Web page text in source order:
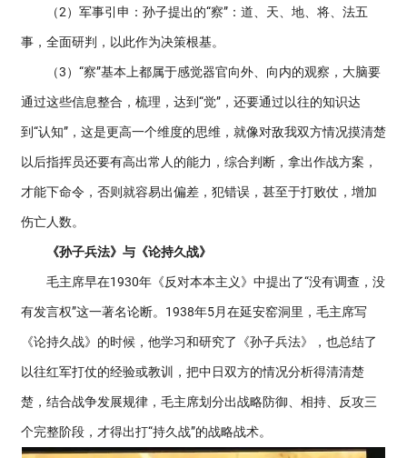
（2）军事引申：孙子提出的“察”：道、天、地、将、法五
事，全面研判，以此作为决策根基。
（3）“察”基本上都属于感觉器官向外、向内的观察，大脑要
通过这些信息整合，梳理，达到“觉”，还要通过以往的知识达
到“认知”，这是更高一个维度的思维，就像对敌我双方情况摸清楚
以后指挥员还要有高出常人的能力，综合判断，拿出作战方案，
才能下命令，否则就容易出偏差，犯错误，甚至于打败仗，增加
伤亡人数。
《孙子兵法》与《论持久战》
毛主席早在1930年《反对本本主义》中提出了“没有调查，没
有发言权”这一著名论断。1938年5月在延安窑洞里，毛主席写
《论持久战》的时候，他学习和研究了《孙子兵法》，也总结了
以往红军打仗的经验或教训，把中日双方的情况分析得清清楚
楚，结合战争发展规律，毛主席划分出战略防御、相持、反攻三
个完整阶段，才得出打“持久战”的战略战术。